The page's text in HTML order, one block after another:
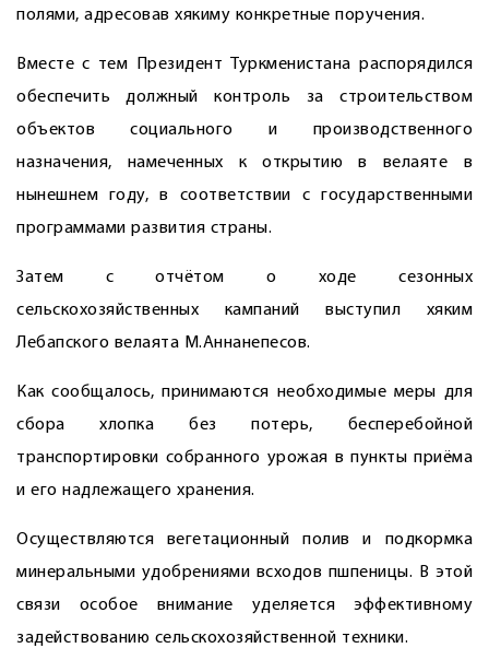
полями, адресовав хякиму конкретные поручения.
Вместе с тем Президент Туркменистана распорядился
обеспечить должный контроль за строительством
объектов социального и производственного
назначения, намеченных к открытию в велаяте в
нынешнем году, в соответствии с государственными
программами развития страны.
Затем с отчётом о ходе сезонных
сельскохозяйственных кампаний выступил хяким
Лебапского велаята М.Аннанепесов.
Как сообщалось, принимаются необходимые меры для
сбора хлопка без потерь, бесперебойной
транспортировки собранного урожая в пункты приёма
и его надлежащего хранения.
Осуществляются вегетационный полив и подкормка
минеральными удобрениями всходов пшпеницы. В этой
связи особое внимание уделяется эффективному
задействованию сельскохозяйственной техники.